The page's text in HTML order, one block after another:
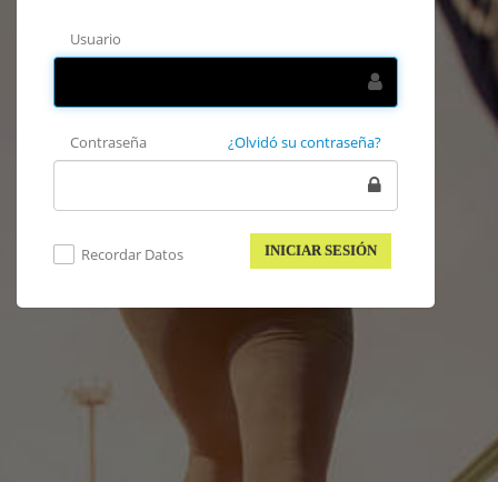
Usuario
Contraseña ¿Olvidó su contraseña?
Recordar Datos